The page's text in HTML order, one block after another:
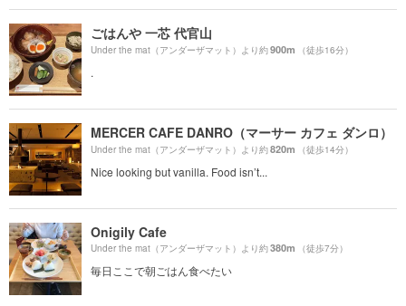
ごはんや 一芯 代官山
Under the mat（アンダーザマット）より約900m （徒歩16分）
.
MERCER CAFE DANRO（マーサー カフェ ダンロ）
Under the mat（アンダーザマット）より約820m （徒歩14分）
Nice looking but vanilla. Food isn’t...
Onigily Cafe
Under the mat（アンダーザマット）より約380m （徒歩7分）
毎日ここで朝ごはん食べたい